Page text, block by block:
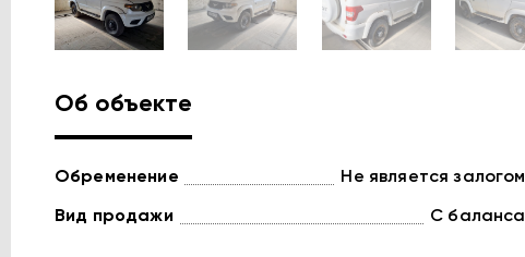
Об объекте
Обременение Не является залогом
Вид продажи С баланса